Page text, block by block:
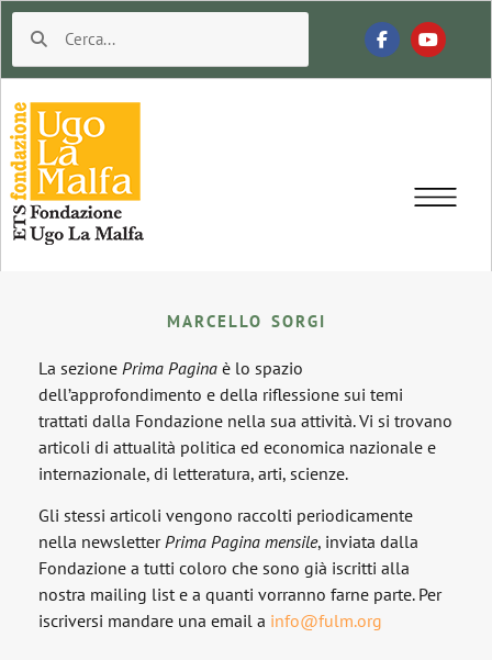
MARCELLO SORGI
La sezione Prima Pagina è lo spazio
dell’approfondimento e della riflessione sui temi
trattati dalla Fondazione nella sua attività. Vi si trovano
articoli di attualità politica ed economica nazionale e
internazionale, di letteratura, arti, scienze.
Gli stessi articoli vengono raccolti periodicamente
nella newsletterPrima Pagina mensile, inviata dalla
Fondazione a tutti coloro che sono già iscritti alla
nostra mailing list e a quanti vorranno farne parte. Per
iscriversi mandare una email a info@fulm.org